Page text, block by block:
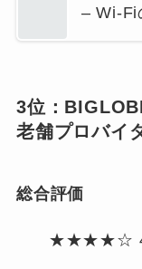
– Wi-Fi
3位：
老舗プロバイ
総合評価
★★★★☆